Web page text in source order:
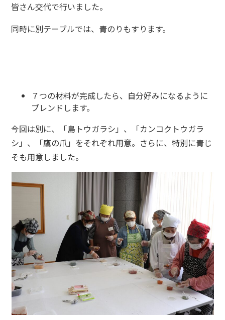
皆さん交代で行いました。
同時に別テーブルでは、青のりもすります。
７つの材料が完成したら、自分好みになるように
ブレンドします。
今回は別に、「島トウガラシ」、「カンコクトウガラ
シ」、「鷹の爪」をそれぞれ用意。さらに、特別に青じ
そも用意しました。